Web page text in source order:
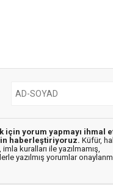
yorum yapmayı ihmal
haberleştiriyoruz. Küfür,
kuralları ile yazılmamış,
yazılmış yorumlar